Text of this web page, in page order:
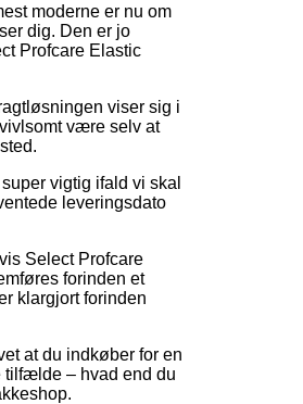
moderne er nu om
dig. Den er jo
Profcare Elastic
viser sig i
være selv at
vigtig ifald vi skal
leveringsdato
Select Profcare
forinden et
klargjort forinden
at du indkøber for en
tilfælde – hvad end du